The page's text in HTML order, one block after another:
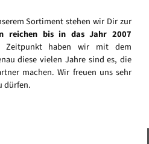
Sortiment stehen wir Dir zur
reichen bis in das Jahr 2007
Zeitpunkt haben wir mit dem
diese vielen Jahre sind es, die
machen. Wir freuen uns sehr
dürfen.